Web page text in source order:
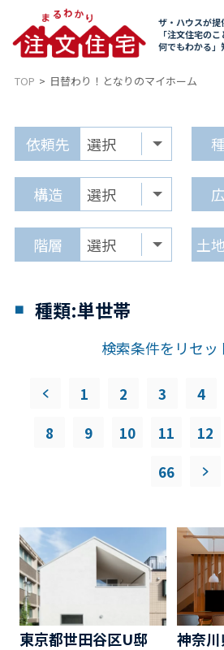
ザ・ハウスが提
「注文住宅の
何でもわかる」
TOP 日替わり！となりのマイホーム
依頼先
構造
階層 土
種類:単世帯
検索条件をリセッ
1 2 3 4
8
9 10 11 12
66
東京都世田谷区U邸 神奈